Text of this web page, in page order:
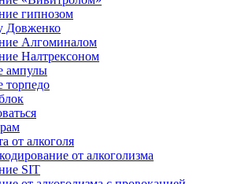
гипнозом
Довженко
Алгоминалом
Налтрексоном
ампулы
от алкоголя
от алкоголизма
SIT